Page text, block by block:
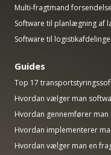
Multi-fragtmand
Software til planlægning af
Software til
Guides
Top 17
Hvordan vælger man
Hvordan gennemfører
Hvordan implementerer
Hvordan vælger man en